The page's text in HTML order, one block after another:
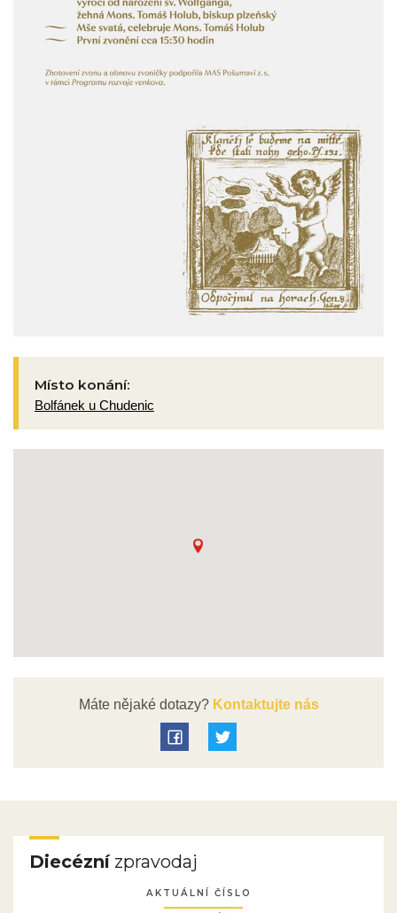
Místo konání:
Bolfánek u Chudenic
Máte nějaké dotazy?Kontaktujte nás
Diecéznízpravodaj
AKTUÁLNÍ ČÍSLO